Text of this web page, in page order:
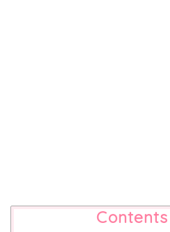
Contents